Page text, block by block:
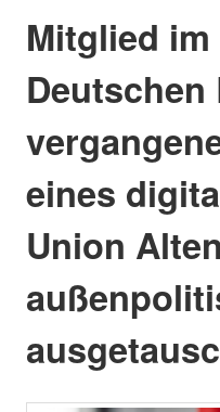
Mitglied
eines
Union